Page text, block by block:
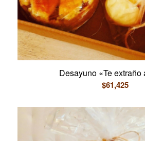
Desayuno «Te extraño
$61,425